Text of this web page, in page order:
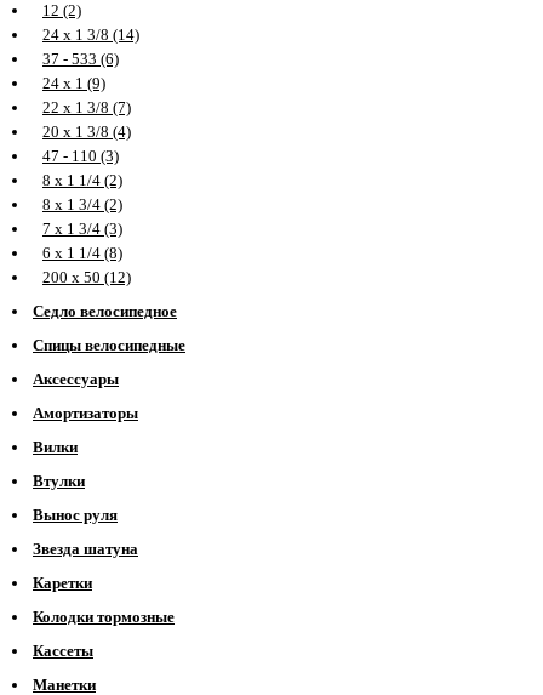
12 (2)
24 х 1 3/8 (14)
37 - 533 (6)
24 х 1 (9)
22 х 1 3/8 (7)
20 х 1 3/8 (4)
47 - 110 (3)
8 х 1 1/4 (2)
8 х 1 3/4 (2)
7 х 1 3/4 (3)
6 х 1 1/4 (8)
200 х 50 (12)
Седло велосипедное
Спицы велосипедные
Аксессуары
Амортизаторы
Вилки
Втулки
Вынос руля
Звезда шатуна
Каретки
Колодки тормозные
Кассеты
Манетки